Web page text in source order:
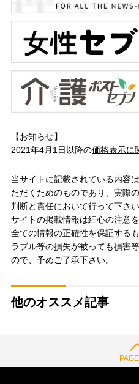
【お知らせ】
2021年4月1日以降の価格表示に
当サイトに記載されている内容
ただくためのものであり、実際
判断と責任において行って下さ
サイトの掲載情報は細心の注意
全ての情報の正確性を保証する
ラブル等の損失が被っても損害
ので、予めご了承下さい。
他のオススメ記事